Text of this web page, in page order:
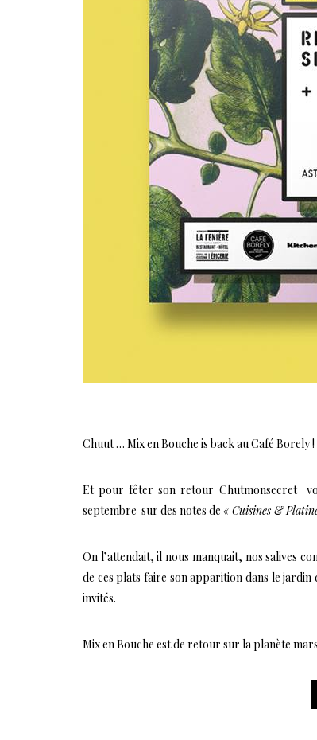
Chuut … Mix en Bouche is back au Café Borely !
Et pour fêter son retour Chutmonsecret
septembre sur des notes de « Cuisines &
On l’attendait, il nous manquait, nos salives
de ces plats faire son apparition dans le jardin
invités.
Mix en Bouche est de retour sur la planète